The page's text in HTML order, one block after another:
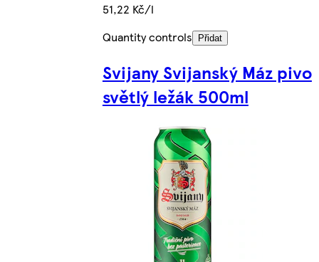
51,22 Kč/l
Quantity controls
Přidat
Svijany Svijanský Máz pivo
světlý ležák 500ml